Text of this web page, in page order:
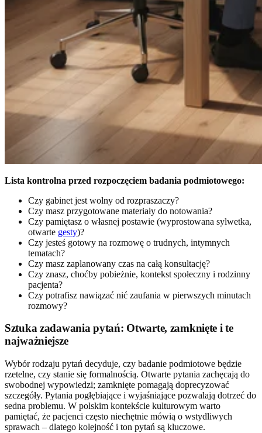
Lista kontrolna przed rozpoczęciem badania podmiotowego:
Czy gabinet jest wolny od rozpraszaczy?
Czy masz przygotowane materiały do notowania?
Czy pamiętasz o własnej postawie (wyprostowana sylwetka,
otwarte gesty)?
Czy jesteś gotowy na rozmowę o trudnych, intymnych
tematach?
Czy masz zaplanowany czas na całą konsultację?
Czy znasz, choćby pobieżnie, kontekst społeczny i rodzinny
pacjenta?
Czy potrafisz nawiązać nić zaufania w pierwszych minutach
rozmowy?
Sztuka zadawania pytań: Otwarte, zamknięte i te
najważniejsze
Wybór rodzaju pytań decyduje, czy badanie podmiotowe będzie
rzetelne, czy stanie się formalnością. Otwarte pytania zachęcają do
swobodnej wypowiedzi; zamknięte pomagają doprecyzować
szczegóły. Pytania pogłębiające i wyjaśniające pozwalają dotrzeć do
sedna problemu. W polskim kontekście kulturowym warto
pamiętać, że pacjenci często niechętnie mówią o wstydliwych
sprawach – dlatego kolejność i ton pytań są kluczowe.